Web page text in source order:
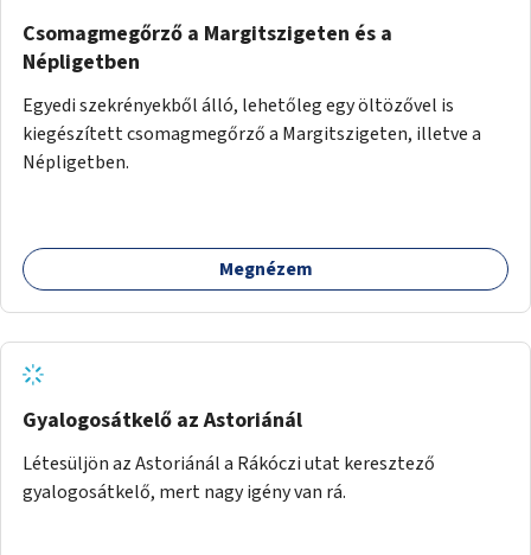
Csomagmegőrző a Margitszigeten és a
Népligetben
Egyedi szekrényekből álló, lehetőleg egy öltözővel is
kiegészített csomagmegőrző a Margitszigeten, illetve a
Népligetben.
Megnézem
Gyalogosátkelő az Astoriánál
Létesüljön az Astoriánál a Rákóczi utat keresztező
gyalogosátkelő, mert nagy igény van rá.